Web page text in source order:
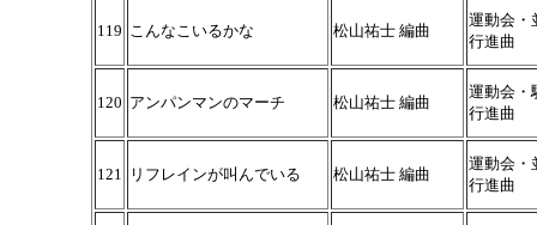
119 こんなこいるかな 松山祐士 編曲
運動会・
行進曲
120 アンパンマンのマーチ 松山祐士 編曲
運動会・
行進曲
121 リフレインが叫んでいる 松山祐士 編曲
運動会・
行進曲